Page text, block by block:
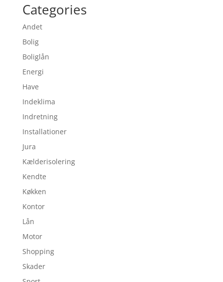
Categories
Andet
Bolig
Boliglån
Energi
Have
Indeklima
Indretning
Installationer
Jura
Kælderisolering
Kendte
Køkken
Kontor
Lån
Motor
Shopping
Skader